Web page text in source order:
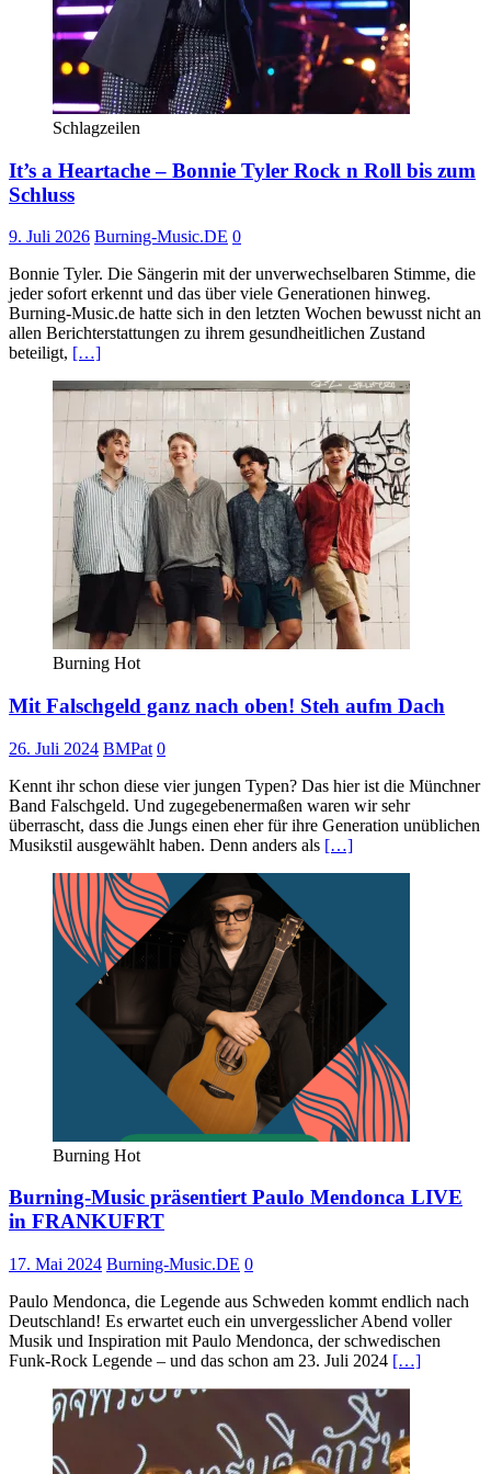
Schlagzeilen
It’s a Heartache – Bonnie Tyler Rock n Roll bis zum
Schluss
9. Juli 2026 Burning-Music.DE 0
Bonnie Tyler. Die Sängerin mit der unverwechselbaren Stimme, die
jeder sofort erkennt und das über viele Generationen hinweg.
Burning-Music.de hatte sich in den letzten Wochen bewusst nicht an
allen Berichterstattungen zu ihrem gesundheitlichen Zustand
beteiligt, […]
Burning Hot
Mit Falschgeld ganz nach oben! Steh aufm Dach
26. Juli 2024 BMPat 0
Kennt ihr schon diese vier jungen Typen? Das hier ist die Münchner
Band Falschgeld. Und zugegebenermaßen waren wir sehr
überrascht, dass die Jungs einen eher für ihre Generation unüblichen
Musikstil ausgewählt haben. Denn anders als […]
Burning Hot
Burning-Music präsentiert Paulo Mendonca LIVE
in FRANKUFRT
17. Mai 2024 Burning-Music.DE 0
Paulo Mendonca, die Legende aus Schweden kommt endlich nach
Deutschland! Es erwartet euch ein unvergesslicher Abend voller
Musik und Inspiration mit Paulo Mendonca, der schwedischen
Funk-Rock Legende – und das schon am 23. Juli 2024 […]